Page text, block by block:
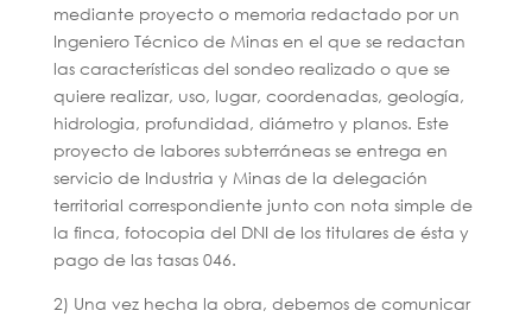
mediante proyecto o memoria redactado por un
Ingeniero Técnico de Minas en el que se redactan
las características del sondeo realizado o que se
quiere realizar, uso, lugar, coordenadas, geología,
hidrologia, profundidad, diámetro y planos. Este
proyecto de labores subterráneas se entrega en
servicio de Industria y Minas de la delegación
territorial correspondiente junto con nota simple de
la finca, fotocopia del DNI de los titulares de ésta y
pago de las tasas 046.
2) Una vez hecha la obra, debemos de comunicar